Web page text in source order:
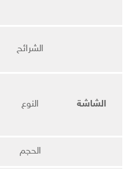
الشرائح
الشاشة النوع
الحجم